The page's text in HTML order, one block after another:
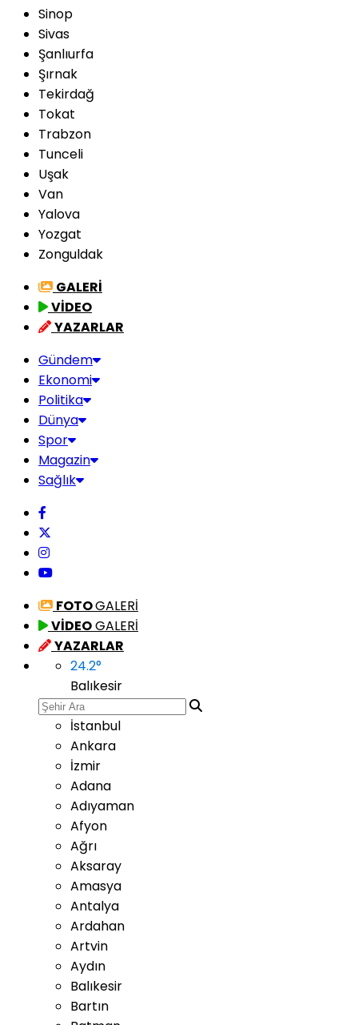
Sinop
Sivas
Şanlıurfa
Şırnak
Tekirdağ
Tokat
Trabzon
Tunceli
Uşak
Van
Yalova
Yozgat
Zonguldak
GALERİ
VİDEO
YAZARLAR
Gündem
Ekonomi
Politika
Dünya
Spor
Magazin
Sağlık
FOTOGALERİ
VİDEOGALERİ
YAZARLAR
24.2°
Balıkesir
İstanbul
Ankara
İzmir
Adana
Adıyaman
Afyon
Ağrı
Aksaray
Amasya
Antalya
Ardahan
Artvin
Aydın
Balıkesir
Bartın